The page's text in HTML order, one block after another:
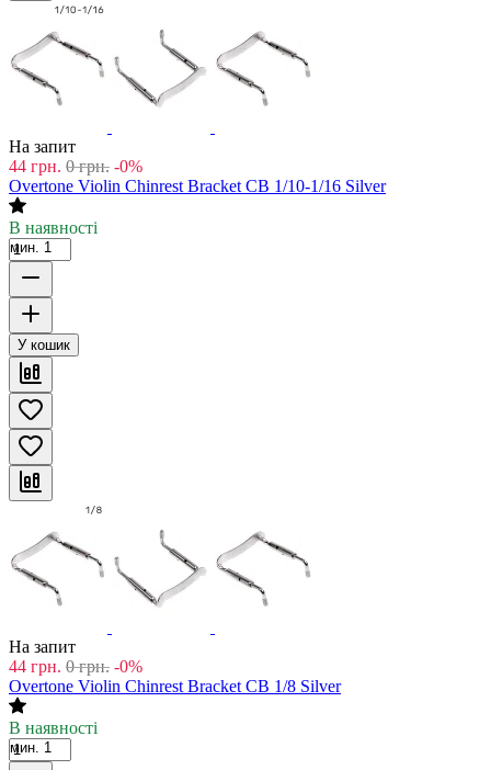
На запит
44 грн. 0 грн. -0%
Overtone Violin Chinrest Bracket CB 1/10-1/16 Silver
В наявності
мин. 1
У кошик
На запит
44 грн. 0 грн. -0%
Overtone Violin Chinrest Bracket CB 1/8 Silver
В наявності
мин. 1